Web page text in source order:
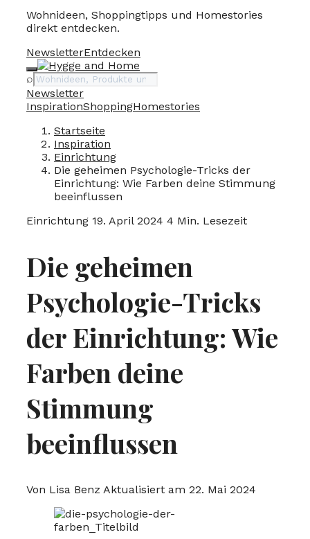
Wohnideen, Shoppingtipps und Homestories
direkt entdecken.
NewsletterEntdecken
⌕Suche
Newsletter
InspirationShoppingHomestories
Startseite
Inspiration
Einrichtung
Die geheimen Psychologie-Tricks der
Einrichtung: Wie Farben deine Stimmung
beeinflussen
Einrichtung 19. April 2024 4 Min. Lesezeit
Die geheimen
Psychologie-Tricks
der Einrichtung: Wie
Farben deine
Stimmung
beeinflussen
Von Lisa Benz Aktualisiert am 22. Mai 2024